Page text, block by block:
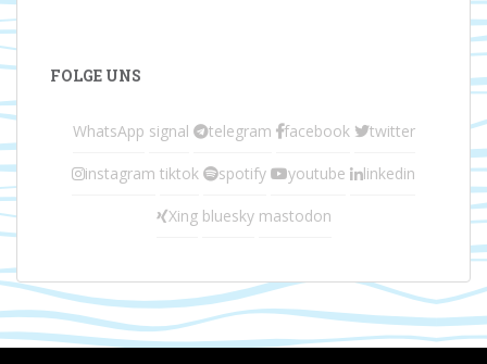
FOLGE UNS
WhatsApp signal telegram facebook twitter
instagram tiktok spotify youtube linkedin
Xing bluesky mastodon